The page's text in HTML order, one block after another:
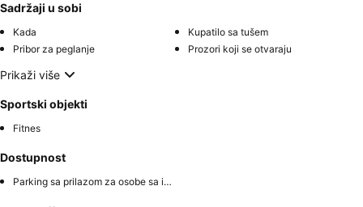
Sadržaji u sobi
Kada
Kupatilo sa tušem
Pribor za peglanje
Prozori koji se otvaraju
Prikaži više
Sportski objekti
Fitnes
Dostupnost
Parking sa prilazom za osobe sa invaliditetom